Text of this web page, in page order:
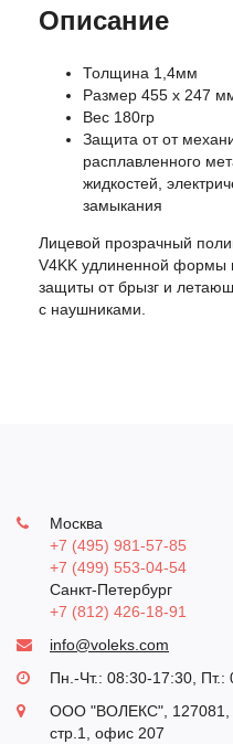
Описание
Толщина 1,4мм
Размер 455 x 247
Вес 180гр
Защита от от
расплавленного
жидкостей,
замыкания
Лицевой прозрачный
V4KK удлиненной
защиты от брызг и
с наушниками.
Москва
+7 (495) 981-57-85
+7 (499) 553-04-54
Санкт-Петербург
+7 (812) 426-18-91
info@voleks.com
Пн.-Чт.: 08:30-17:30, Пт.:
ООО "ВОЛЕКС", 127081,
стр.1, офис 207